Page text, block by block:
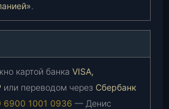
.
картой банка VISA,
или переводом через Сбербанк
6900 1001 0936 — Денис